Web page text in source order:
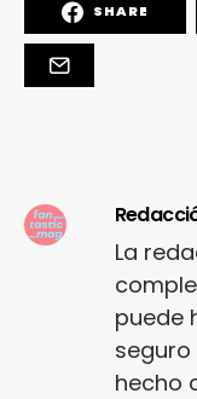
SHARE
La
puede
seguro
hecho